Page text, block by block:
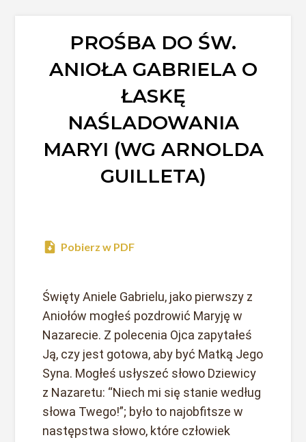
PROŚBA DO ŚW.
ANIOŁA GABRIELA O
ŁASKĘ
NAŚLADOWANIA
MARYI (WG ARNOLDA
GUILLETA)
Pobierz w PDF
Święty Aniele Gabrielu, jako pierwszy z
Aniołów mogłeś pozdrowić Maryję w
Nazarecie. Z polecenia Ojca zapytałeś
Ją, czy jest gotowa, aby być Matką Jego
Syna. Mogłeś usłyszeć słowo Dziewicy
z Nazaretu: “Niech mi się stanie według
słowa Twego!”; było to najobfitsze w
następstwa słowo, które człowiek